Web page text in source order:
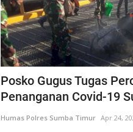
Posko Gugus Tugas
Penanganan Covid-19
Humas Polres Sumba Timur Apr 24,
Polisi Kita